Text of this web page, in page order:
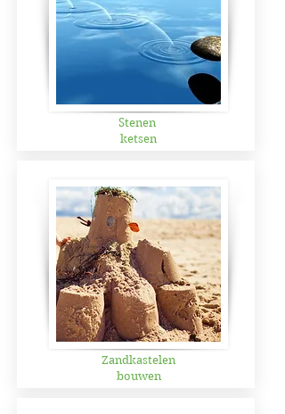
Stenen
ketsen
Zandkastelen
bouwen